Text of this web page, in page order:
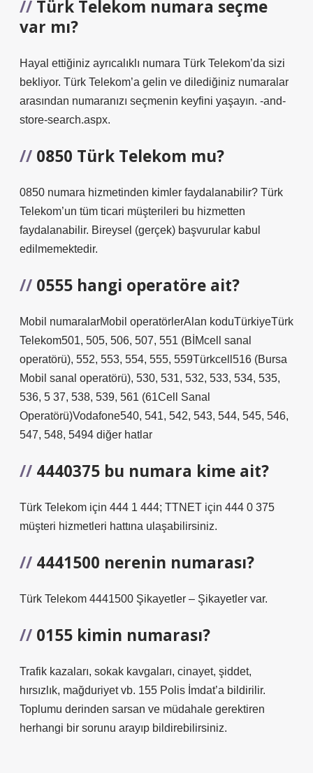
Türk Telekom numara seçme
var mı?
Hayal ettiğiniz ayrıcalıklı numara Türk Telekom’da sizi
bekliyor. Türk Telekom’a gelin ve dilediğiniz numaralar
arasından numaranızı seçmenin keyfini yaşayın. -and-
store-search.aspx.
0850 Türk Telekom mu?
0850 numara hizmetinden kimler faydalanabilir? Türk
Telekom’un tüm ticari müşterileri bu hizmetten
faydalanabilir. Bireysel (gerçek) başvurular kabul
edilmemektedir.
0555 hangi operatöre ait?
Mobil numaralarMobil operatörlerAlan koduTürkiyeTürk
Telekom501, 505, 506, 507, 551 (BİMcell sanal
operatörü), 552, 553, 554, 555, 559Türkcell516 (Bursa
Mobil sanal operatörü), 530, 531, 532, 533, 534, 535,
536, 5 37, 538, 539, 561 (61Cell Sanal
Operatörü)Vodafone540, 541, 542, 543, 544, 545, 546,
547, 548, 5494 diğer hatlar
4440375 bu numara kime ait?
Türk Telekom için 444 1 444; TTNET için 444 0 375
müşteri hizmetleri hattına ulaşabilirsiniz.
4441500 nerenin numarası?
Türk Telekom 4441500 Şikayetler – Şikayetler var.
0155 kimin numarası?
Trafik kazaları, sokak kavgaları, cinayet, şiddet,
hırsızlık, mağduriyet vb. 155 Polis İmdat’a bildirilir.
Toplumu derinden sarsan ve müdahale gerektiren
herhangi bir sorunu arayıp bildirebilirsiniz.